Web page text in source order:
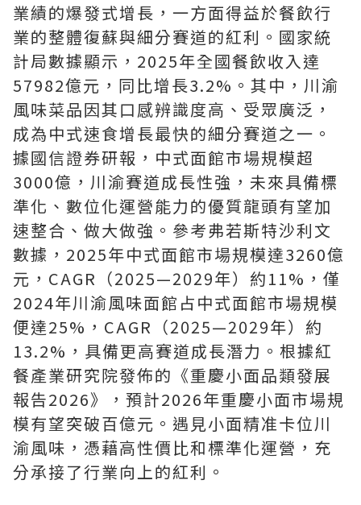
業績的爆發式增長，一方面得益於餐飲行
業的整體復蘇與細分賽道的紅利。國家統
計局數據顯示，2025年全國餐飲收入達
57982億元，同比增長3.2%。其中，川渝
風味菜品因其口感辨識度高、受眾廣泛，
成為中式速食增長最快的細分賽道之一。
據國信證券研報，中式面館市場規模超
3000億，川渝賽道成長性強，未來具備標
準化、數位化運營能力的優質龍頭有望加
速整合、做大做強。參考弗若斯特沙利文
數據，2025年中式面館市場規模達3260億
元，CAGR（2025—2029年）約11%，僅
2024年川渝風味面館占中式面館市場規模
便達25%，CAGR（2025—2029年）約
13.2%，具備更高賽道成長潛力。根據紅
餐產業研究院發佈的《重慶小面品類發展
報告2026》，預計2026年重慶小面市場規
模有望突破百億元。遇見小面精准卡位川
渝風味，憑藉高性價比和標準化運營，充
分承接了行業向上的紅利。